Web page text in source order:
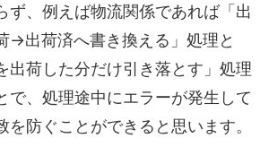
ず、例えば物流関係であれば「出
→出荷済へ書き換える」処理と
出荷した分だけ引き落とす」処理
で、処理途中にエラーが発生して
を防ぐことができると思います。